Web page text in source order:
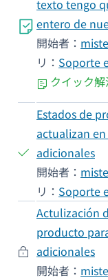
texto tengo
entero de
開始者：
リ： Soporte
クイック
Estados de
actualizan
adicionales
開始者：
リ： Soporte
Actulización
producto
adicionales
開始者：